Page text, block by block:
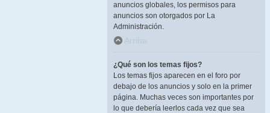
anuncios globales, los permisos para
anuncios son otorgados por La
Administración.
Arriba
¿Qué son los temas fijos?
Los temas fijos aparecen en el foro por
debajo de los anuncios y solo en la primer
página. Muchas veces son importantes por
lo que debería leerlos cada vez que sea